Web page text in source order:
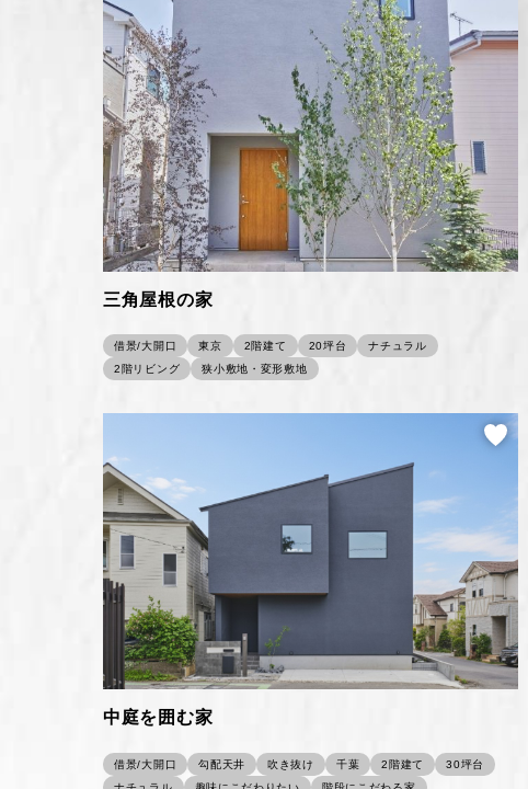
三角屋根の家
借景/大開口 東京 2階建て 20坪台
ナチュラル
2階リビング
狭小敷地・変形敷地
中庭を囲む家
借景/大開口 勾配天井 吹き抜け 千葉 2階建て
30坪台